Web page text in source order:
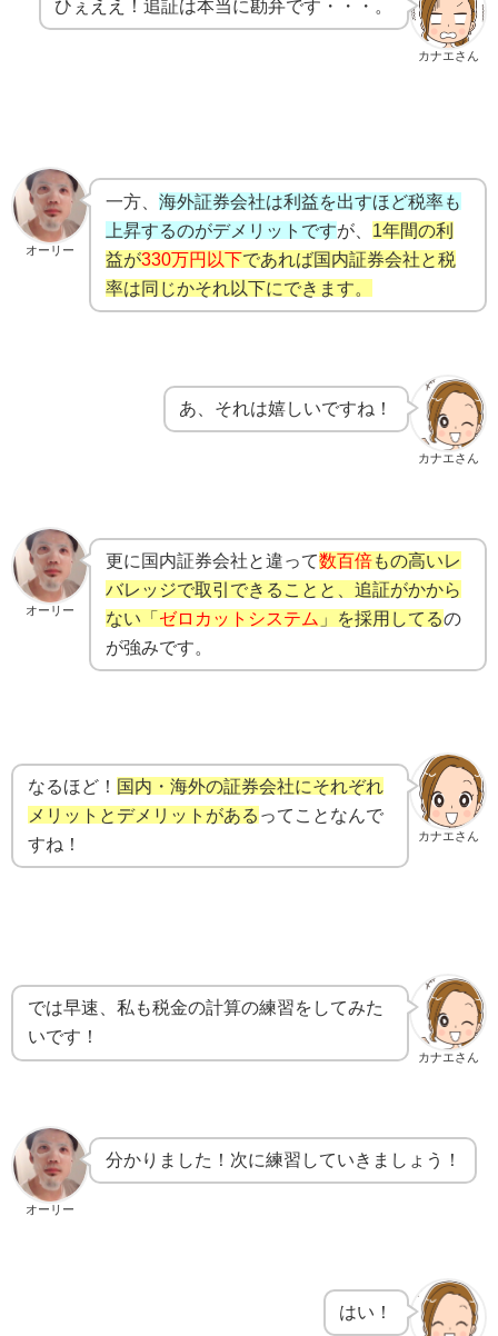
カナエさん
ひぇええ！追証は本当に勘弁です・・・。
オーリー
一方、 海外証券会社は利益を出すほど税率も
上昇するのがデメリットですが、 1年間の利
益が330万円以下であれば国内証券会社と税
率は同じかそれ以下にできます。
カナエさん
あ、それは嬉しいですね！
オーリー
更に国内証券会社と違って数百倍もの高いレ
バレッジで取引できることと、追証がかから
ない「 ゼロカットシステム 」を採用してるの
が強みです。
カナエさん
なるほど！ 国内・海外の証券会社にそれぞれ
メリットとデメリットがある ってことなんで
すね！
カナエさん
では早速、私も税金の計算の練習をしてみた
いです！
オーリー
分かりました！次に練習していきましょう！
はい！